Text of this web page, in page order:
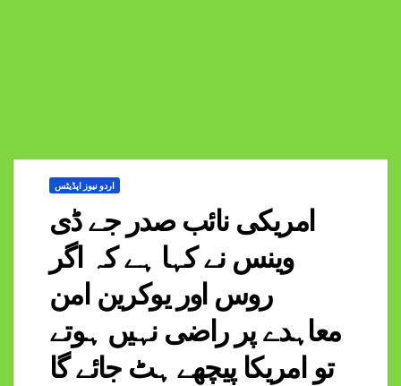
اردو نیوز اپڈیٹس
امریکی نائب صدر جے ڈی
وینس نے کہا ہے کہ اگر
روس اور یوکرین امن
معاہدے پر راضی نہیں ہوتے
تو امریکا پیچھے ہٹ جائے گا